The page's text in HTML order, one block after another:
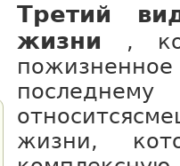
Третий
жизни
,
относится
жизни,